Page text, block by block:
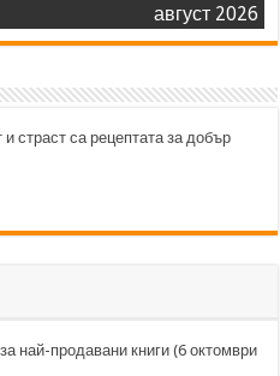
август 2026
и страст са рецептата за добър
най-продавани книги (6 октомври